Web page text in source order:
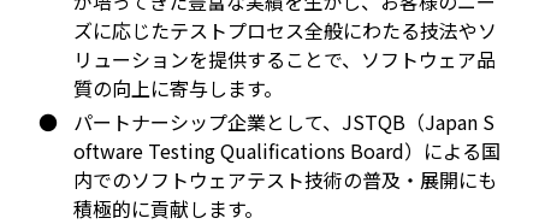
ズに応じたテストプロセス全般にわたる技法やソ
リューションを提供することで、ソフトウェア品
質の向上に寄与します。
● パートナーシップ企業として、JSTQB（Japan S
oftware Testing Qualifications Board）による国
内でのソフトウェアテスト技術の普及・展開にも
積極的に貢献します。